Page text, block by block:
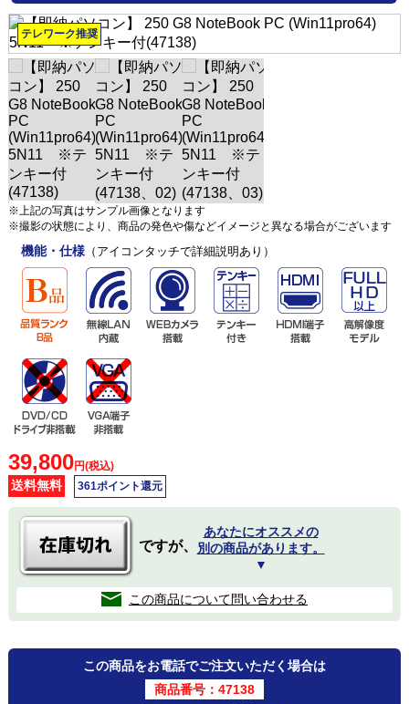
テレワーク推奨
※上記の写真はサンプル画像となります
※撮影の状態により、商品の発色や傷などイメージと異なる場合がございます
機能・仕様（アイコンタッチで詳細説明あり）
39,800円(税込)
送料無料 361ポイント還元
ですが、
あなたにオススメの
別の商品があります。
▼
この商品について問い合わせる
この商品をお電話でご注文いただく場合は
商品番号：47138